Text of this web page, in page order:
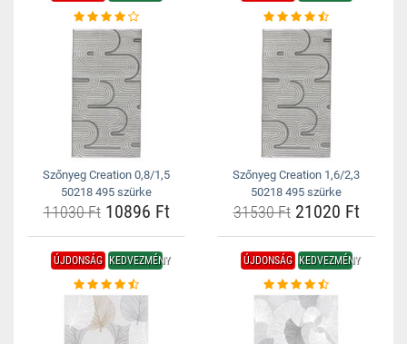
Szőnyeg Creation 0,8/1,5
50218 495 szürke
11030 Ft10896 Ft
Szőnyeg Creation 1,6/2,3
50218 495 szürke
31530 Ft21020 Ft
ÚJDONSÁG KEDVEZMÉNY ÚJDONSÁG KEDVEZMÉNY